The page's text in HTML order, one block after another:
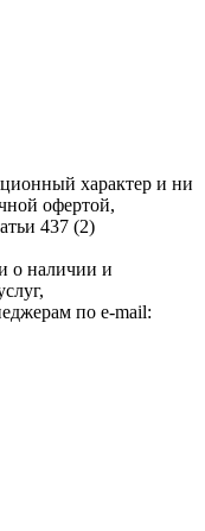
характер и ни
офертой,
437 (2)
о наличии и
по e-mail: